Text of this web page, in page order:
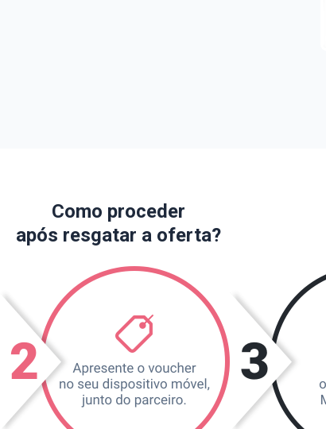
Como proceder
após resgatar a oferta?